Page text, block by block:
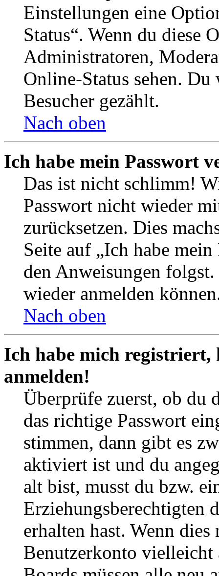
Einstellungen eine
Status“. Wenn du diese
Administratoren,
Online-Status sehen.
Besucher gezählt.
Nach oben
Ich habe mein Passwort
Das ist nicht schlimm!
Passwort nicht wieder
zurücksetzen. Dies
Seite auf „Ich habe
den Anweisungen
wieder anmelden
Nach oben
Ich habe mich
anmelden!
Überprüfe zuerst, ob du
das richtige Passwort
stimmen, dann gibt es
aktiviert ist und du
alt bist, musst du bzw.
Erziehungsberechtigten
erhalten hast. Wenn
Benutzerkonto